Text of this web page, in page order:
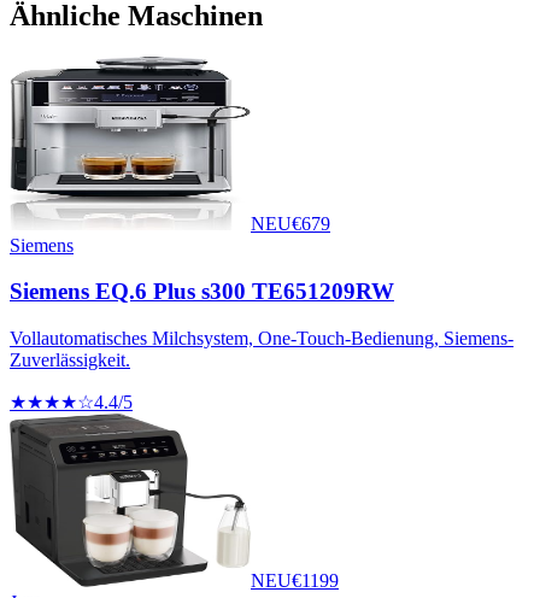
Ähnliche Maschinen
NEU€679
Siemens
Siemens EQ.6 Plus s300 TE651209RW
Vollautomatisches Milchsystem, One-Touch-Bedienung, Siemens-
Zuverlässigkeit.
★★★★☆4.4/5
NEU€1199